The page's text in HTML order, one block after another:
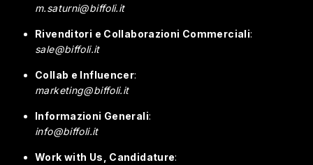
m.saturni@biffoli.it
Rivenditori e Collaborazioni Commerciali:
sale@biffoli.it
Collab e Influencer:
marketing@biffoli.it
Informazioni Generali:
info@biffoli.it
Work with Us, Candidature: